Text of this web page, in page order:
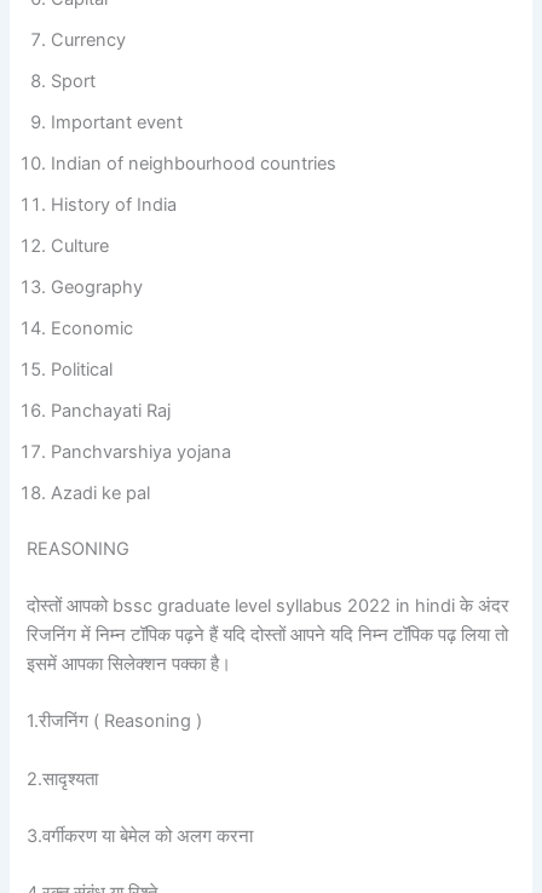
Currency
Sport
Important event
Indian of neighbourhood countries
History of India
Culture
Geography
Economic
Political
Panchayati Raj
Panchvarshiya yojana
Azadi ke pal
REASONING
दोस्तों आपको bssc graduate level syllabus 2022 in hindi के अंदर
रिजनिंग में निम्न टॉपिक पढ़ने हैं यदि दोस्तों आपने यदि निम्न टॉपिक पढ़ लिया तो
इसमें आपका सिलेक्शन पक्का है।
1.रीजनिंग ( Reasoning )
2.सादृश्यता
3.वर्गीकरण या बेमेल को अलग करना